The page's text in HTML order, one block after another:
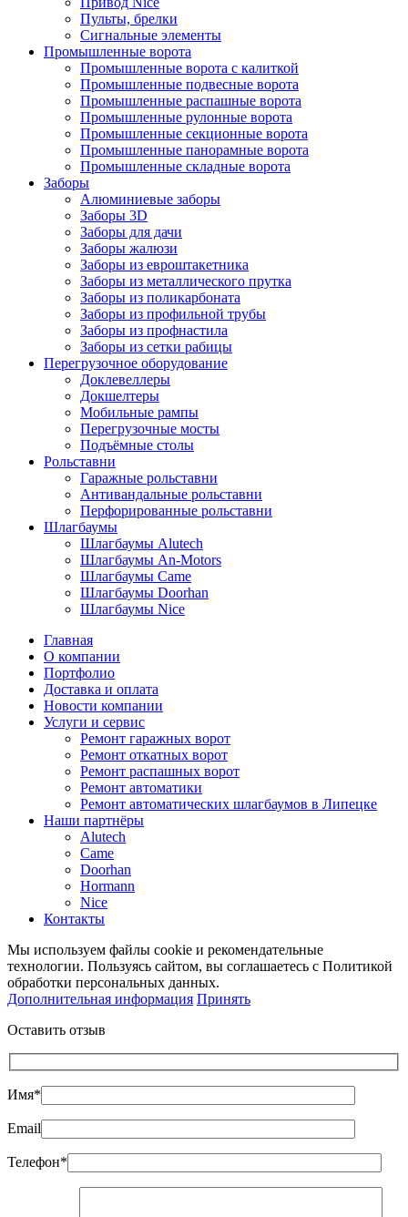
Пульты, брелки
Сигнальные элементы
Промышленные ворота
Промышленные ворота с калиткой
Промышленные подвесные ворота
Промышленные распашные ворота
Промышленные рулонные ворота
Промышленные секционные ворота
Промышленные панорамные ворота
Промышленные складные ворота
Заборы
Алюминиевые заборы
Заборы 3D
Заборы для дачи
Заборы жалюзи
Заборы из евроштакетника
Заборы из металлического прутка
Заборы из поликарбоната
Заборы из профильной трубы
Заборы из профнастила
Заборы из сетки рабицы
Перегрузочное оборудование
Доклевеллеры
Докшелтеры
Мобильные рампы
Перегрузочные мосты
Подъёмные столы
Рольставни
Гаражные рольставни
Антивандальные рольставни
Перфорированные рольставни
Шлагбаумы
Шлагбаумы Alutech
Шлагбаумы An-Motors
Шлагбаумы Came
Шлагбаумы Doorhan
Шлагбаумы Nice
Главная
О компании
Портфолио
Доставка и оплата
Новости компании
Услуги и сервис
Ремонт гаражных ворот
Ремонт откатных ворот
Ремонт распашных ворот
Ремонт автоматики
Ремонт автоматических шлагбаумов в Липецке
Наши партнёры
Alutech
Came
Doorhan
Hormann
Nice
Контакты
Мы используем файлы cookie и рекомендательные
технологии. Пользуясь сайтом, вы соглашаетесь с Политикой
обработки персональных данных.
Дополнительная информация Принять
Оставить отзыв
Имя*
Email
Телефон*